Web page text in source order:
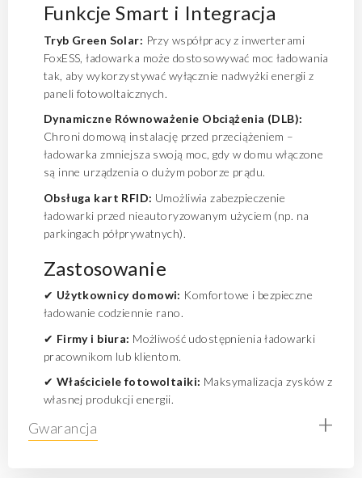
Funkcje Smart i Integracja
Tryb Green Solar: Przy współpracy z inwerterami
FoxESS, ładowarka może dostosowywać moc ładowania
tak, aby wykorzystywać wyłącznie nadwyżki energii z
paneli fotowoltaicznych.
Dynamiczne Równoważenie Obciążenia (DLB):
Chroni domową instalację przed przeciążeniem –
ładowarka zmniejsza swoją moc, gdy w domu włączone
są inne urządzenia o dużym poborze prądu.
Obsługa kart RFID: Umożliwia zabezpieczenie
ładowarki przed nieautoryzowanym użyciem (np. na
parkingach półprywatnych).
Zastosowanie
✔ Użytkownicy domowi: Komfortowe i bezpieczne
ładowanie codziennie rano.
✔ Firmy i biura: Możliwość udostępnienia ładowarki
pracownikom lub klientom.
✔ Właściciele fotowoltaiki: Maksymalizacja zysków z
własnej produkcji energii.
Gwarancja +